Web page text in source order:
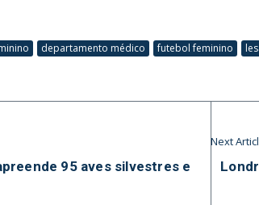
departamento médico futebol feminino
95 aves silvestres e
Next